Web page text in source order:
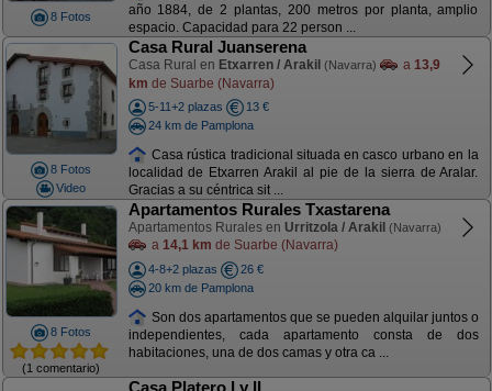
8 Fotos
año 1884, de 2 plantas, 200 metros por planta, amplio
espacio. Capacidad para 22 person ...
8 Fotos
Video
Casa Rural Juanserena
Casa Rural en Etxarren / Arakil (Navarra) a 13,9
km de Suarbe (Navarra)
5-11+2 plazas
13 €
24 km de Pamplona
Casa rústica tradicional situada en casco urbano en la
localidad de Etxarren Arakil al pie de la sierra de Aralar.
Gracias a su céntrica sit ...
8 Fotos
(1 comentario)
Apartamentos Rurales Txastarena
Apartamentos Rurales en Urritzola / Arakil (Navarra)
a 14,1 km de Suarbe (Navarra)
4-8+2 plazas
26 €
20 km de Pamplona
Son dos apartamentos que se pueden alquilar juntos o
independientes, cada apartamento consta de dos
habitaciones, una de dos camas y otra ca ...
Casa Platero I y II